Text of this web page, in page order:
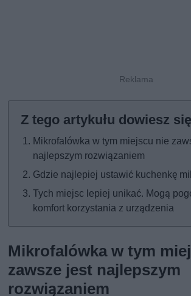
Mikrofalówka w tym miejscu nie
najlepszym rozwiązaniem
Gdzie najlepiej ustawić kuchenkę
Tych miejsc lepiej unikać. Mogą
komfort korzystania z urządzenia
Mikrofalówka w tym
zawsze jest najlepszym
rozwiązaniem